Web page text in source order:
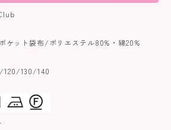
ット袋布/ポリエステル80%・綿20%
130/140